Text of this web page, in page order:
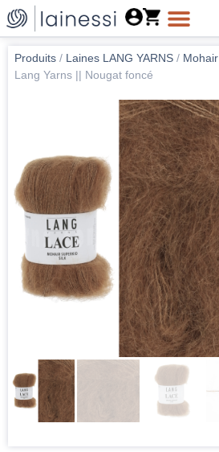
Produits / Laines LANG YARNS / Mohair
Lang Yarns || Nougat foncé